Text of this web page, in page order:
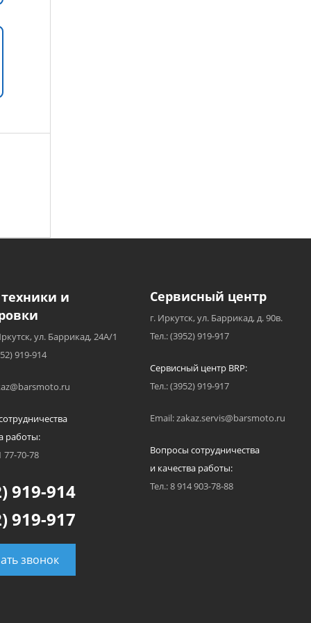
и
ул. Баррикад, 24А/1
919-914
работы:
77-70-78
919-914
919-917
звонок
Сервисный центр
г. Иркутск, ул. Баррикад, д. 90в.
Тел.: (3952) 919-917
Сервисный центр BRP:
Тел.: (3952) 919-917
Email: zakaz.servis@barsmoto.ru
Вопросы сотрудничества
и качества работы:
Тел.: 8 914 903-78-88